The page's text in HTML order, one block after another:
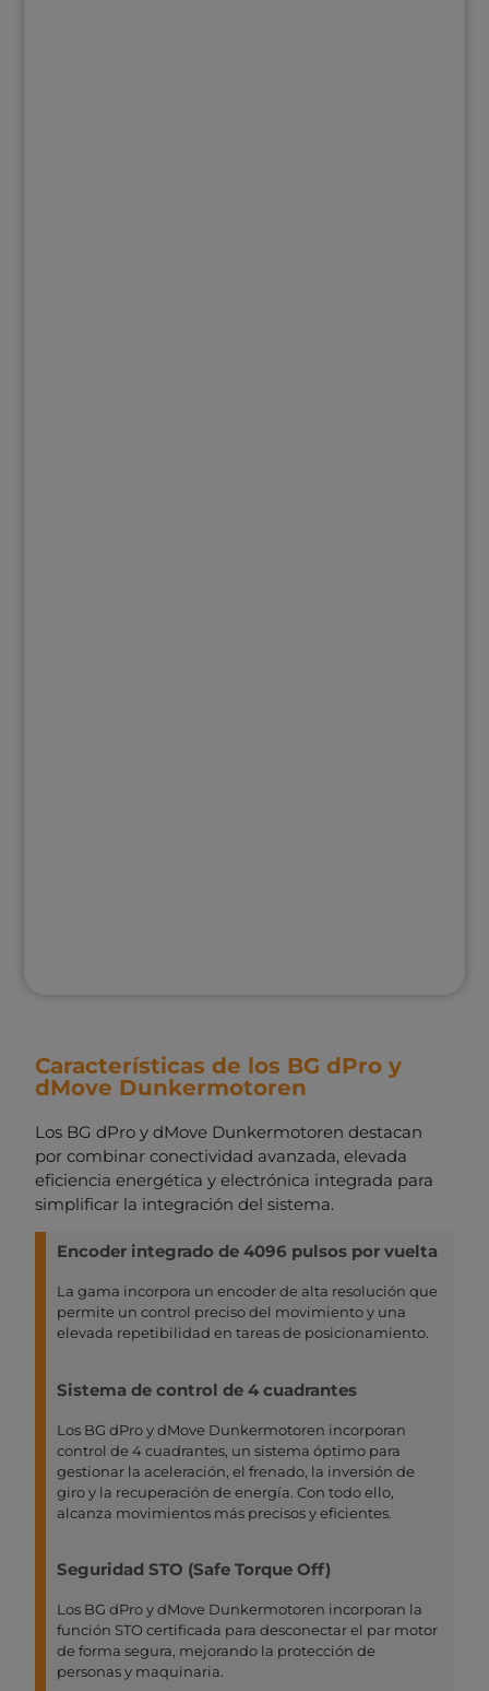
Características de los BG dPro y
dMove Dunkermotoren
Los BG dPro y dMove Dunkermotoren destacan
por combinar conectividad avanzada, elevada
eficiencia energética y electrónica integrada para
simplificar la integración del sistema.
Encoder integrado de 4096 pulsos por vuelta
La gama incorpora un encoder de alta resolución que
permite un control preciso del movimiento y una
elevada repetibilidad en tareas de posicionamiento.
Sistema de control de 4 cuadrantes
Los BG dPro y dMove Dunkermotoren incorporan
control de 4 cuadrantes, un sistema óptimo para
gestionar la aceleración, el frenado, la inversión de
giro y la recuperación de energía. Con todo ello,
alcanza movimientos más precisos y eficientes.
Seguridad STO (Safe Torque Off)
Los BG dPro y dMove Dunkermotoren incorporan la
función STO certificada para desconectar el par motor
de forma segura, mejorando la protección de
personas y maquinaria.